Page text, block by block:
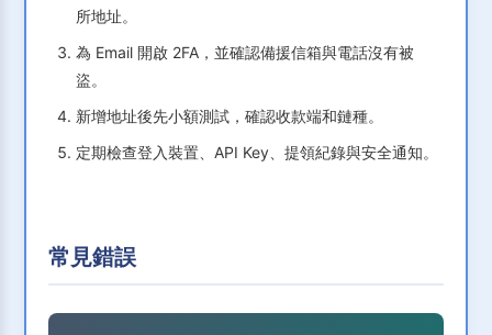
所地址。
為 Email 開啟 2FA，並確認備援信箱與電話沒有被
盜。
新增地址後先小額測試，確認收款端和鏈種。
定期檢查登入裝置、API Key、提領紀錄與安全通知。
常見錯誤